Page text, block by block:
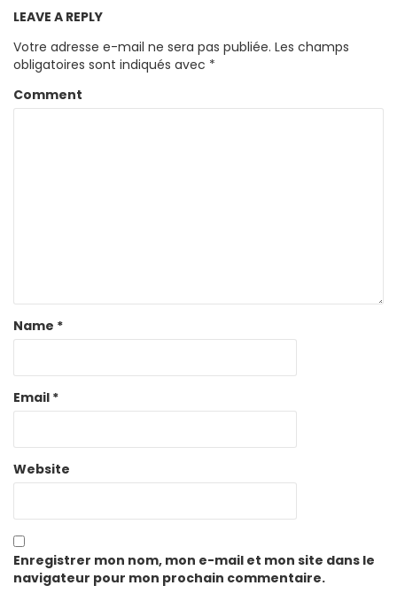
LEAVE A REPLY
Votre adresse e-mail ne sera pas publiée. Les champs
obligatoires sont indiqués avec *
Comment
Name *
Email *
Website
Enregistrer mon nom, mon e-mail et mon site dans le
navigateur pour mon prochain commentaire.